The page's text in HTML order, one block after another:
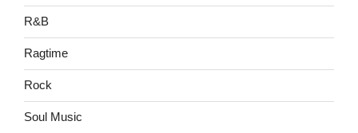
R&B
Ragtime
Rock
Soul Music